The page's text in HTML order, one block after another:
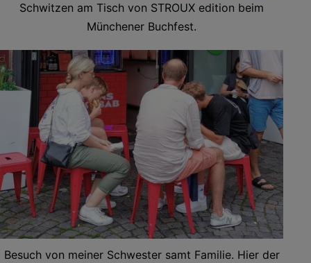
Schwitzen am Tisch von STROUX edition beim
Münchener Buchfest.
Besuch von meiner Schwester samt Familie. Hier der